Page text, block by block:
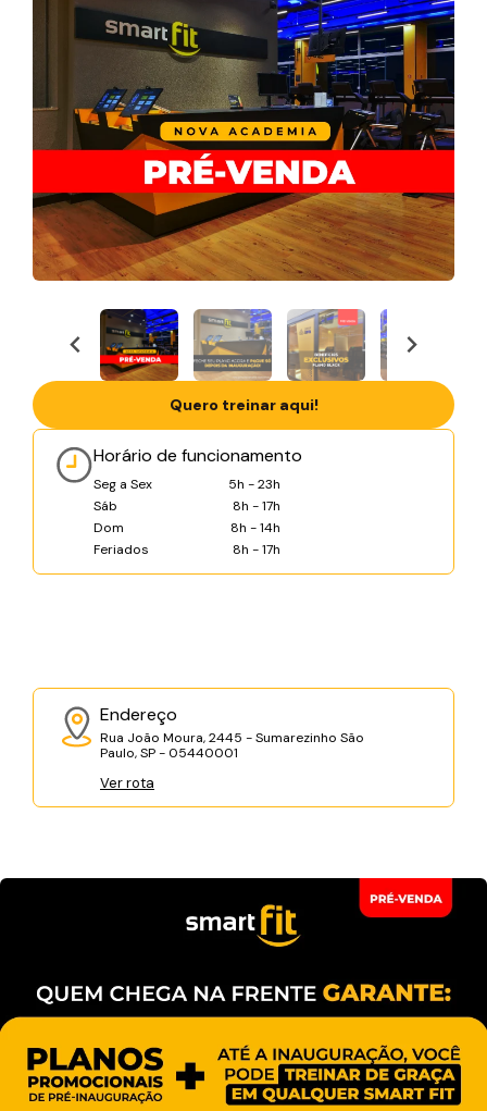
Horário de funcionamento
Seg a Sex
5h - 23h
Sáb
8h - 17h
Dom
8h - 14h
Feriados
8h - 17h
Endereço
Rua João Moura, 2445 - Sumarezinho São
Paulo, SP - 05440001
Ver rota
Quero treinar aqui!